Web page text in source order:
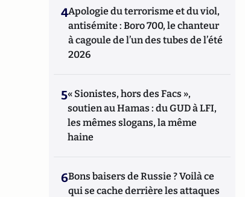
4Apologie du terrorisme et du viol,
antisémite : Boro 700, le chanteur
à cagoule de l’un des tubes de l’été
2026
5« Sionistes, hors des Facs »,
soutien au Hamas : du GUD à LFI,
les mêmes slogans, la même
haine
6Bons baisers de Russie ? Voilà ce
qui se cache derrière les attaques